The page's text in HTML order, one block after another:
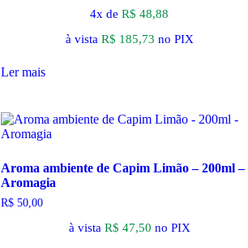
4x de R$ 48,88
à vista R$ 185,73 no PIX
Ler mais
Aroma ambiente de Capim Limão – 200ml –
Aromagia
R$ 50,00
à vista R$ 47,50 no PIX